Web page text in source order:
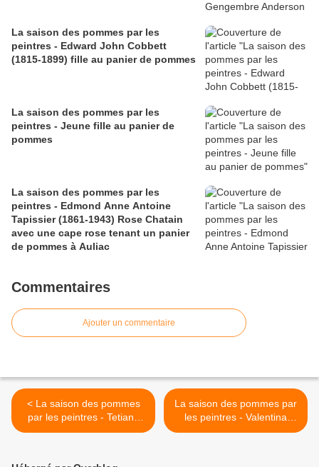
La saison des pommes par les
peintres - Edward John Cobbett
(1815-1899) fille au panier de pommes
La saison des pommes par les
peintres - Jeune fille au panier de
pommes
La saison des pommes par les
peintres - Edmond Anne Antoine
Tapissier (1861-1943) Rose Chatain
avec une cape rose tenant un panier
de pommes à Auliac
Commentaires
Ajouter un commentaire
< La saison des pommes
par les peintres - Tetiana
Sopilnyk - trois pommes
La saison des pommes par
les peintres - Valentina
Valevskaya - pommes et